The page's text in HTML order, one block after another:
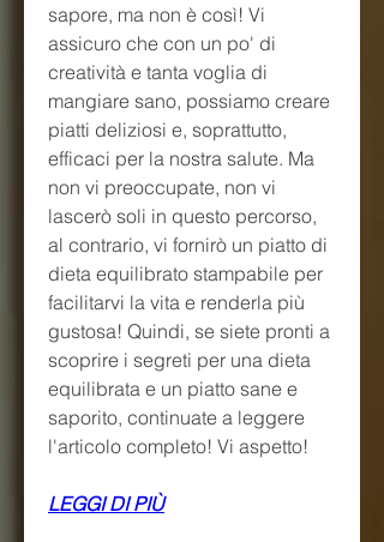
sapore, ma non è così! Vi
assicuro che con un po' di
creatività e tanta voglia di
mangiare sano, possiamo creare
piatti deliziosi e, soprattutto,
efficaci per la nostra salute. Ma
non vi preoccupate, non vi
lascerò soli in questo percorso,
al contrario, vi fornirò un piatto di
dieta equilibrato stampabile per
facilitarvi la vita e renderla più
gustosa! Quindi, se siete pronti a
scoprire i segreti per una dieta
equilibrata e un piatto sane e
saporito, continuate a leggere
l'articolo completo! Vi aspetto!
LEGGI DI PIÙ